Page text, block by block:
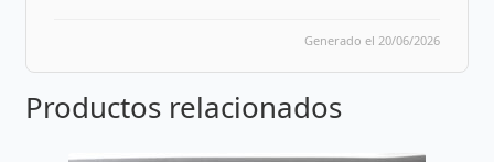
Generado el 20/06/2026
Productos relacionados